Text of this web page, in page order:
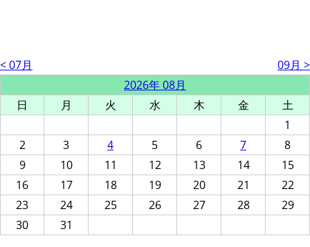
< 07月
09月 >
2026年 08月
日
月 火 水 木 金
土
1
2
3 4 5 6 7
8
9
10 11 12 13 14
15
16
17 18 19 20 21
22
23
24 25 26 27 28
29
30
31